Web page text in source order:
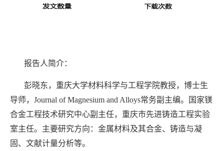
报告人简介：
彭晓东，重庆大学材料科学与工程学院教授，博士生
导师，Journal of Magnesium and Alloys常务副主编。国家镁
合金工程技术研究中心副主任，重庆市先进铸造工程实验
室主任。主要研究方向：金属材料及其合金、铸造与凝
固、文献计量分析等。